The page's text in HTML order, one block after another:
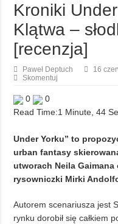
Najciekawsze książki o
Najlepsze mangi dla dorosłych
Najciekawsze zapowiedzi
Kroniki
Klątwa –
[recenzja]
Paweł Deptuch 16
Skomentuj
0
0
Read Time:1 Minute, 44
Under Yorku” to
urban fantasy
utworach Neila
rysowniczki Mirki
Autorem scenariusza jest
rynku dorobił się całkiem